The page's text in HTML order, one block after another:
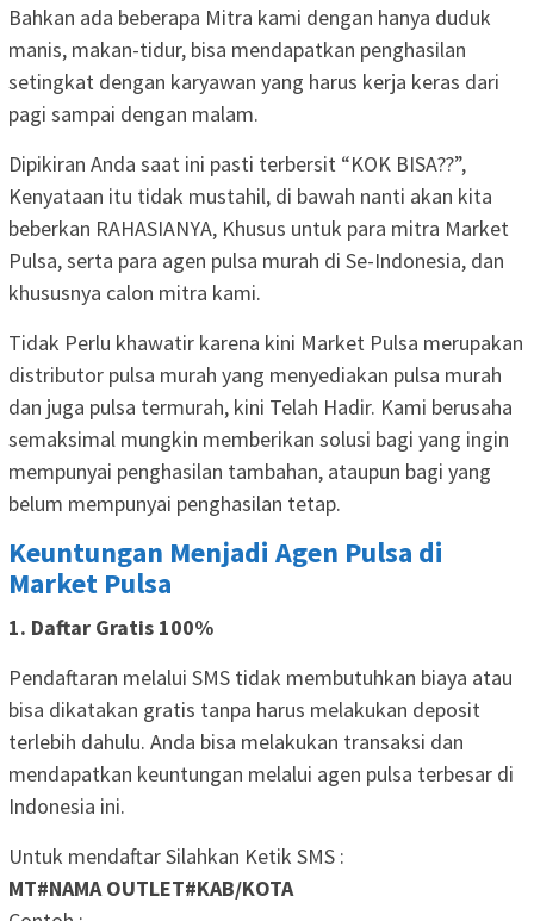
Bahkan ada beberapa Mitra kami dengan hanya duduk
manis, makan-tidur, bisa mendapatkan penghasilan
setingkat dengan karyawan yang harus kerja keras dari
pagi sampai dengan malam.
Dipikiran Anda saat ini pasti terbersit “KOK BISA??”,
Kenyataan itu tidak mustahil, di bawah nanti akan kita
beberkan RAHASIANYA, Khusus untuk para mitra Market
Pulsa, serta para agen pulsa murah di Se-Indonesia, dan
khususnya calon mitra kami.
Tidak Perlu khawatir karena kini Market Pulsa merupakan
distributor pulsa murah yang menyediakan pulsa murah
dan juga pulsa termurah, kini Telah Hadir. Kami berusaha
semaksimal mungkin memberikan solusi bagi yang ingin
mempunyai penghasilan tambahan, ataupun bagi yang
belum mempunyai penghasilan tetap.
Keuntungan Menjadi Agen Pulsa di
Market Pulsa
1. Daftar Gratis 100%
Pendaftaran melalui SMS tidak membutuhkan biaya atau
bisa dikatakan gratis tanpa harus melakukan deposit
terlebih dahulu. Anda bisa melakukan transaksi dan
mendapatkan keuntungan melalui agen pulsa terbesar di
Indonesia ini.
Untuk mendaftar Silahkan Ketik SMS :
MT#NAMA OUTLET#KAB/KOTA